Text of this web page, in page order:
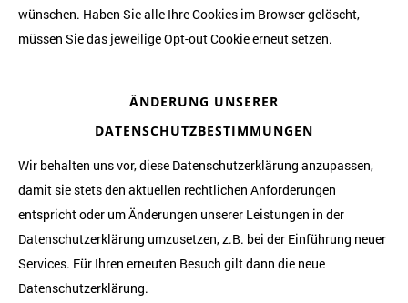
wünschen. Haben Sie alle Ihre Cookies im Browser gelöscht,
müssen Sie das jeweilige Opt-out Cookie erneut setzen.
ÄNDERUNG UNSERER
DATENSCHUTZBESTIMMUNGEN
Wir behalten uns vor, diese Datenschutzerklärung anzupassen,
damit sie stets den aktuellen rechtlichen Anforderungen
entspricht oder um Änderungen unserer Leistungen in der
Datenschutzerklärung umzusetzen, z.B. bei der Einführung neuer
Services. Für Ihren erneuten Besuch gilt dann die neue
Datenschutzerklärung.